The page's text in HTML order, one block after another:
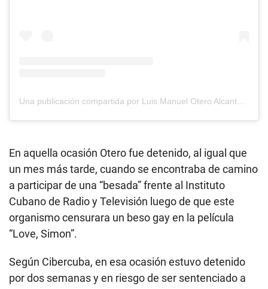
En aquella ocasión Otero fue detenido, al igual que
un mes más tarde, cuando se encontraba de camino
a participar de una “besada” frente al Instituto
Cubano de Radio y Televisión luego de que este
organismo censurara un beso gay en la película
“Love, Simon”.
Según Cibercuba, en esa ocasión estuvo detenido
por dos semanas y en riesgo de ser sentenciado a